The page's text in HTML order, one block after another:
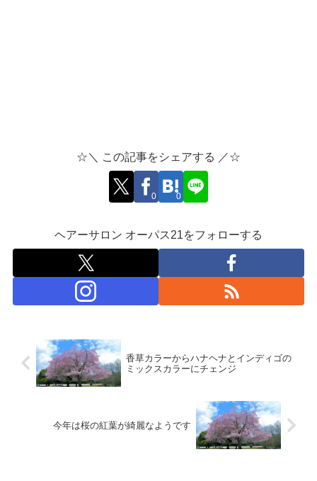
☆＼ この記事をシェアする ／☆
0 0
ヘアーサロン オーパス21をフォローする
香草カラーからハナヘナとインディゴの
ミックスカラーにチェンジ
今年は桜の紅葉が綺麗なようです